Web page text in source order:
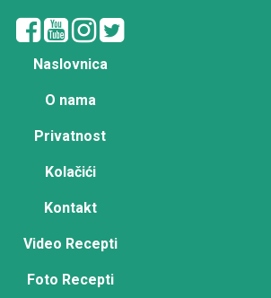
Naslovnica
O nama
Privatnost
Kolačići
Kontakt
Video Recepti
Foto Recepti